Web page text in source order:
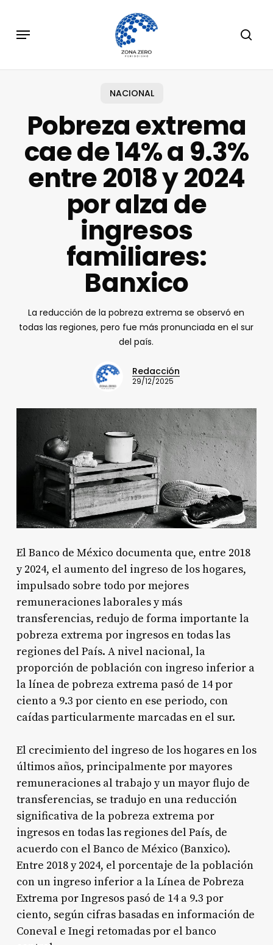
main
Menu
NACIONAL
Pobreza extrema
cae de 14% a 9.3%
entre 2018 y 2024
por alza de
ingresos
familiares:
Banxico
La reducción de la pobreza extrema se observó en
todas las regiones, pero fue más pronunciada en el sur
del país.
Redacción
29/12/2025
El Banco de México documenta que, entre 2018
y 2024, el aumento del ingreso de los hogares,
impulsado sobre todo por mejores
remuneraciones laborales y más
transferencias, redujo de forma importante la
pobreza extrema por ingresos en todas las
regiones del País. A nivel nacional, la
proporción de población con ingreso inferior a
la línea de pobreza extrema pasó de 14 por
ciento a 9.3 por ciento en ese periodo, con
caídas particularmente marcadas en el sur.
El crecimiento del ingreso de los hogares en los
últimos años, principalmente por mayores
remuneraciones al trabajo y un mayor flujo de
transferencias, se tradujo en una reducción
significativa de la pobreza extrema por
ingresos en todas las regiones del País, de
acuerdo con el Banco de México (Banxico).
Entre 2018 y 2024, el porcentaje de la población
con un ingreso inferior a la Línea de Pobreza
Extrema por Ingresos pasó de 14 a 9.3 por
ciento, según cifras basadas en información de
Coneval e Inegi retomadas por el banco